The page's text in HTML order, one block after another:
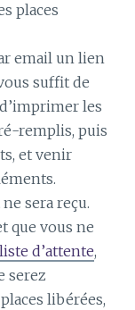
places
email un lien
suffit de
les
remplis, puis
et venir
sera reçu.
que vous ne
d’attente,
serez
libérées,